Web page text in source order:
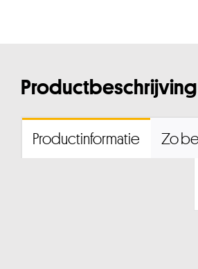
Productbeschrijving
Productinformatie Zo